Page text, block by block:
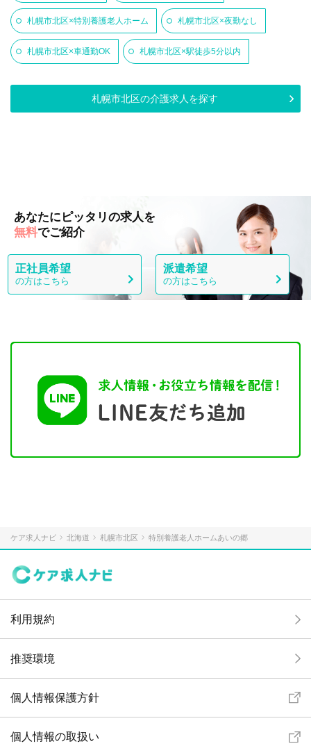
札幌市北区×特別養護老人ホーム 札幌市北区×夜勤なし
札幌市北区×車通勤OK 札幌市北区×駅徒歩5分以内
札幌市北区の介護求人を探す
あなたにピッタリの求人を
無料でご紹介
正社員希望
の方はこちら
派遣希望
の方はこちら
ケア求人ナビ 北海道 札幌市北区 特別養護老人ホームあいの郷
利用規約
推奨環境
個人情報保護方針
個人情報の取扱い